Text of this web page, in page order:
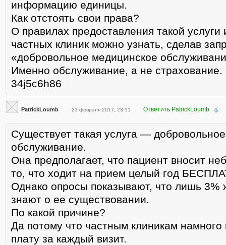
информацию единицы.
Как отстоять свои права?
О правилах предоставления такой услуги
частных клиник можно узнать, сделав
«добровольное медицинское
Именно обслуживание, а не страхование.
34j5c6h86
PatrickLoumb 23 февраля 2017, 23:51 Ответить PatrickLoumb
Существует такая услуга —
обслуживание.
Она предполагает, что пациент вносит
то, что ходит на прием целый год
Однако опросы показывают, что лишь 3%
знают о ее существовании.
По какой причине?
Да потому что частным клиникам намного
плату за каждый визит.